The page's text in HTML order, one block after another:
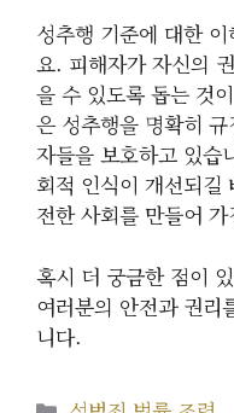
성추행 기준에 대한
요. 피해자가 자신의
을 수 있도록 돕는 것
은 성추행을 명확히
자들을 보호하고 있습
회적 인식이 개선되길
전한 사회를 만들어
혹시 더 궁금한 점이
여러분의 안전과 권리
니다.
카